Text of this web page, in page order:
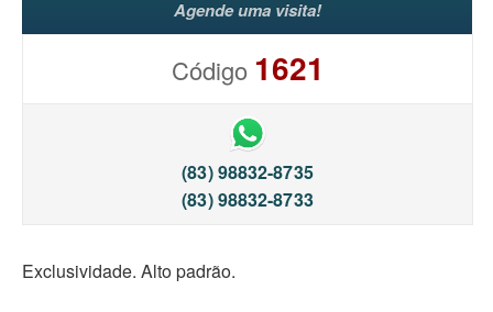
Agende uma visita!
Código 1621
(83) 98832-8735
(83) 98832-8733
Exclusividade. Alto padrão.